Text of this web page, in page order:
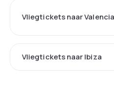
Vliegtickets naar Valencia
Vliegtickets naar Ibiza